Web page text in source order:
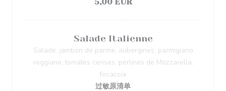
Salade Italienne
Salade, jambon de parme, aubergines, parmigiano
reggiano, tomates cerises, perlines de Mozzarella,
focaccia
过敏原清单